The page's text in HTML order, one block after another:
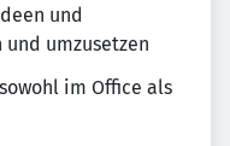
und
umzusetzen
im Office als